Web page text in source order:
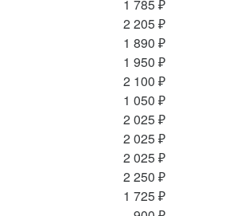
1 785 ₽
2 205 ₽
1 890 ₽
1 950 ₽
2 100 ₽
1 050 ₽
2 025 ₽
2 025 ₽
2 025 ₽
2 250 ₽
1 725 ₽